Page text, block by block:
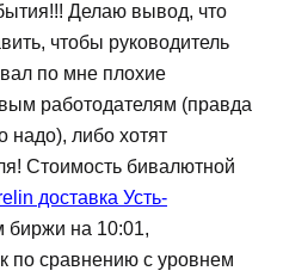
Делаю вывод, что
чтобы руководитель
по мне плохие
работодателям (правда
надо), либо хотят
Стоимость бивалютной
доставка Усть-
биржи на 10:01,
по сравнению с уровнем